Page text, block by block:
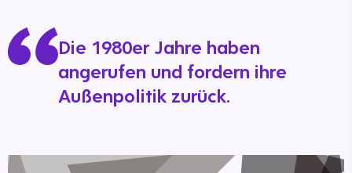
Die 1980er Jahre haben
angerufen und fordern ihre
Außenpolitik zurück.